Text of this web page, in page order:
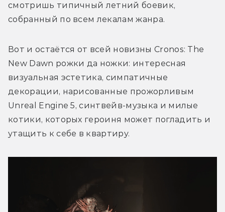
смотришь типичный летний боевик,
собранный по всем лекалам жанра.
Вот и остаётся от всей новизны Cronos: The
New Dawn рожки да ножки: интересная
визуальная эстетика, симпатичные
декорации, нарисованные прожорливым
Unreal Engine 5, синтвейв-музыка и милые
котики, которых героиня может погладить и
утащить к себе в квартиру.